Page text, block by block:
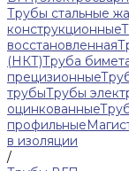
Трубы стальные
конструкционные
восстановленная
(НКТ)Труба
прецизионные
трубыТрубы
оцинкованные
профильные
в изоляции
/